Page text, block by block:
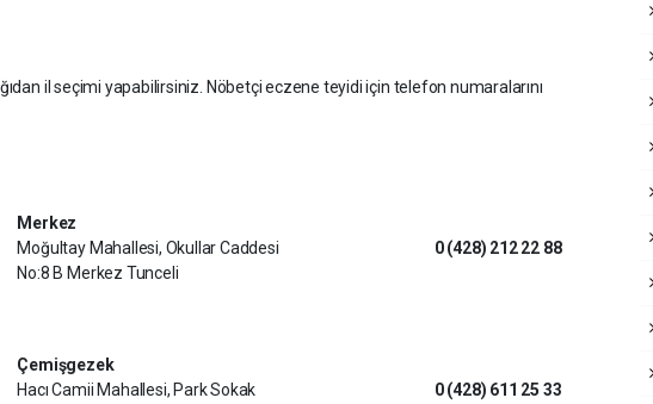
il seçimi yapabilirsiniz. Nöbetçi eczene teyidi için telefon numaralarını
Merkez
Moğultay Mahallesi, Okullar Caddesi
No:8 B Merkez Tunceli
0 (428) 212 22 88
Çemişgezek
Hacı Camii Mahallesi, Park Sokak
0 (428) 611 25 33